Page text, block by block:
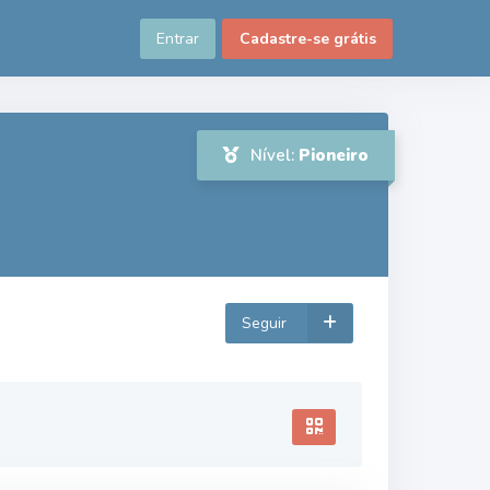
Entrar Cadastre-se grátis
Nível: Pioneiro
Seguir